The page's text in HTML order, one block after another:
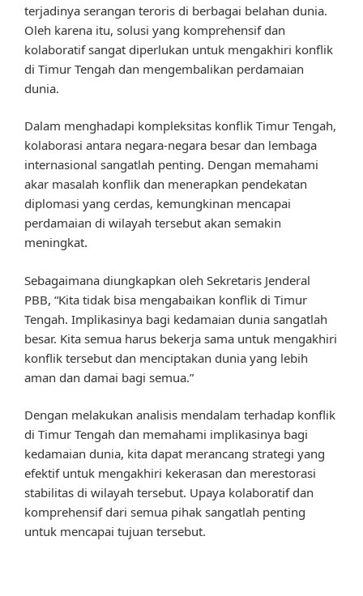
terjadinya serangan teroris di berbagai belahan dunia.
Oleh karena itu, solusi yang komprehensif dan
kolaboratif sangat diperlukan untuk mengakhiri konflik
di Timur Tengah dan mengembalikan perdamaian
dunia.
Dalam menghadapi kompleksitas konflik Timur Tengah,
kolaborasi antara negara-negara besar dan lembaga
internasional sangatlah penting. Dengan memahami
akar masalah konflik dan menerapkan pendekatan
diplomasi yang cerdas, kemungkinan mencapai
perdamaian di wilayah tersebut akan semakin
meningkat.
Sebagaimana diungkapkan oleh Sekretaris Jenderal
PBB, “Kita tidak bisa mengabaikan konflik di Timur
Tengah. Implikasinya bagi kedamaian dunia sangatlah
besar. Kita semua harus bekerja sama untuk mengakhiri
konflik tersebut dan menciptakan dunia yang lebih
aman dan damai bagi semua.”
Dengan melakukan analisis mendalam terhadap konflik
di Timur Tengah dan memahami implikasinya bagi
kedamaian dunia, kita dapat merancang strategi yang
efektif untuk mengakhiri kekerasan dan merestorasi
stabilitas di wilayah tersebut. Upaya kolaboratif dan
komprehensif dari semua pihak sangatlah penting
untuk mencapai tujuan tersebut.